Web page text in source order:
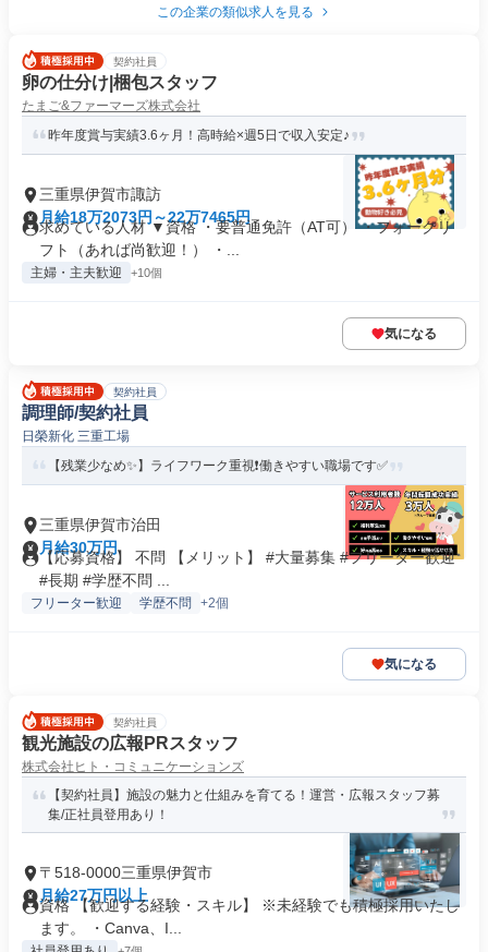
この企業の類似求人を見る
契約社員
卵の仕分け|梱包スタッフ
たまご&ファーマーズ株式会社
昨年度賞与実績3.6ヶ月！高時給×週5日で収入安定♪
三重県伊賀市諏訪
月給18万2073円～22万7465円
求めている人材 ▼資格 ・要普通免許（AT可） ・フォークリ
フト（あれば尚歓迎！） ・...
主婦・主夫歓迎 +10個
気になる
契約社員
調理師/契約社員
日榮新化 三重工場
【残業少なめ✨】ライフワーク重視❗️働きやすい職場です✅️
三重県伊賀市治田
月給30万円
【応募資格】 不問 【メリット】 #大量募集 #フリーター歓迎
#長期 #学歴不問 ...
フリーター歓迎 学歴不問 +2個
気になる
契約社員
観光施設の広報PRスタッフ
株式会社ヒト・コミュニケーションズ
【契約社員】施設の魅力と仕組みを育てる！運営・広報スタッフ募
集/正社員登用あり！
〒518-0000三重県伊賀市
月給27万円以上
資格 【歓迎する経験・スキル】 ※未経験でも積極採用いたし
ます。 ・Canva、I...